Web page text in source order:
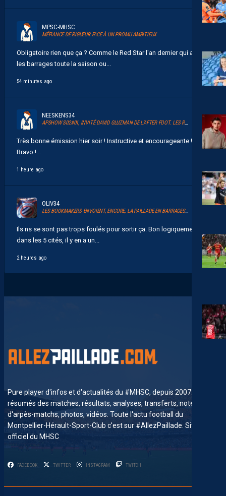
MPSC-MHSC
MÉFIANCE DE RIGUEUR FACE À UN PROMU AMBITIEUX
Obligatoire rien que ça ? Comme le Red Star l'an dernier qui a joué
les barrages toute la saison ou...
54 minutes ago
NEESKENS34
APSHOW S02#01, INVITÉ DAVID GLUZMAN DE L’AFTER FOOT. LES REPLAYS SONT DISPOS.
Très bonne émission hier soir ! Instructive et encourageante !
Bravo !...
1 heure ago
OLIV34
LES BOOKMAKERS ENVOIENT, ENCORE, LA PAILLADE EN BARRAGES D’ACCESSION À LA LIGUE 1
Ils ns se sont pas trops foulés pour sortir ça. Bon logiquement
dans les 5 cités, il y en a un...
2 heures ago
Pure player d'infos et d'actualités du #MHSC, depuis 2007. News,
résumés des matches, résultats, analyses, transferts, notes
d'arpès-matchs, photos, vidéos. Toute l'actu football du
Montpellier-Hérault-Sport-Club c'est sur #AllezPaillade. Site non-
officiel du MHSC
FACEBOOK TWITTER INSTAGRAM TWITCH